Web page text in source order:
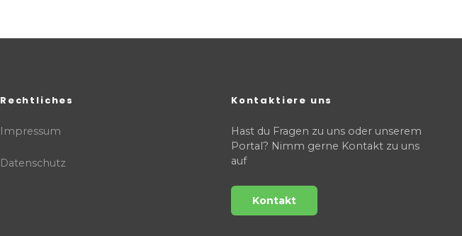
Rechtliches
Impressum
Datenschutz
Kontaktiere uns
Hast du Fragen zu uns oder unserem
Portal? Nimm gerne Kontakt zu uns
auf
Kontakt